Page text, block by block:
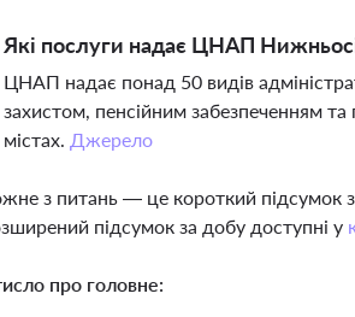
Які послуги надає ЦНАП
ЦНАП надає понад 50 видів
захистом, пенсійним забезпеченням
містах. Джерело
з питань — це короткий підсумок
підсумок за добу доступні у
про головне: